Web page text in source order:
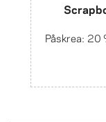
Påskrea: 20